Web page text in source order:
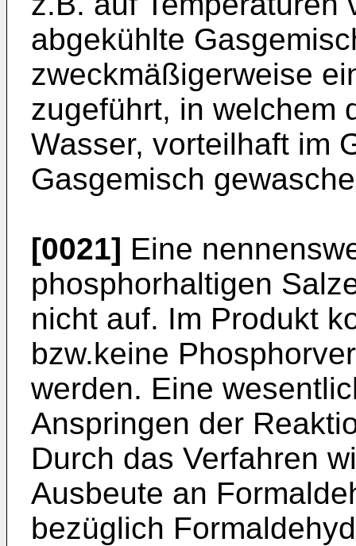
abgekühlte
zweckmäßigerweise
zugeführt, in welchem
Wasser, vorteilhaft im
Gasgemisch
[0021] Eine
phosphorhaltigen
nicht auf. Im Produkt
bzw.keine
werden. Eine
Anspringen der
Durch das Verfahren
Ausbeute an
bezüglich